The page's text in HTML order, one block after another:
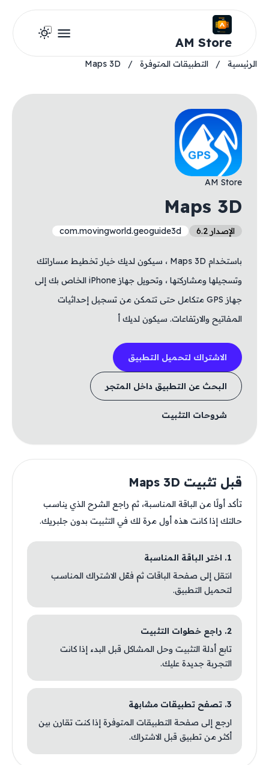
AM Store
الرئيسية / التطبيقات المتوفرة /
Maps 3D
AM Store
Maps 3D
الإصدار 6.2 com.movingworld.geoguide3d
باستخدام Maps 3D ، سيكون لديك خيار تخطيط مساراتك
وتسجيلها ومشاركتها ، وتحويل جهاز iPhone الخاص بك إلى
جهاز GPS متكامل حتى تتمكن من تسجيل إحداثيات
المفاتيح والارتفاعات. سيكون لديك أ
الاشتراك لتحميل التطبيق
البحث عن التطبيق داخل المتجر
شروحات التثبيت
قبل تثبيت Maps 3D
تأكد أولًا من الباقة المناسبة، ثم راجع الشرح الذي يناسب
حالتك إذا كانت هذه أول مرة لك في التثبيت بدون جلبريك.
1. اختر الباقة المناسبة
انتقل إلى صفحة الباقات ثم فعّل الاشتراك المناسب
لتحميل التطبيق.
2. راجع خطوات التثبيت
تابع أدلة التثبيت وحل المشاكل قبل البدء إذا كانت
التجربة جديدة عليك.
3. تصفح تطبيقات مشابهة
ارجع إلى صفحة التطبيقات المتوفرة إذا كنت تقارن بين
أكثر من تطبيق قبل الاشتراك.